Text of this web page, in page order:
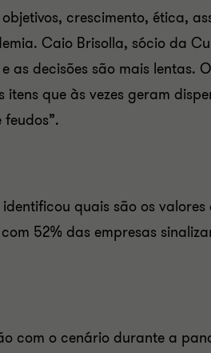
crescimento, ética,
Caio Brisolla, sócio da
as decisões são mais lentas.
que às vezes geram
quais são os
52% das empresas
com o cenário durante a